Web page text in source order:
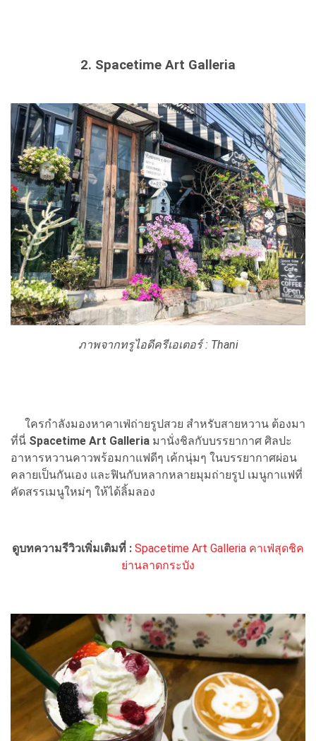
2. Spacetime Art Galleria
ภาพจากทรูไอดีครีเอเตอร์ : Thani
ใครกำลังมองหาคาเฟ่ถ่ายรูปสวย สำหรับสายหวาน ต้องมา
ที่นี่ Spacetime Art Galleria มานั่งชิลกับบรรยากาศ ศิลปะ
อาหารหวานคาวพร้อมกาแฟดีๆ เค้กนุ่มๆ ในบรรยากาศผ่อน
คลายเป็นกันเอง และฟินกับหลากหลายมุมถ่ายรูป เมนูกาแฟที่
คัดสรรเมนูใหม่ๆ ให้ได้ลิ้มลอง
ดูบทความรีวิวเพิ่มเติมที่ : Spacetime Art Galleria คาเฟ่สุดชิค
ย่านลาดกระบัง